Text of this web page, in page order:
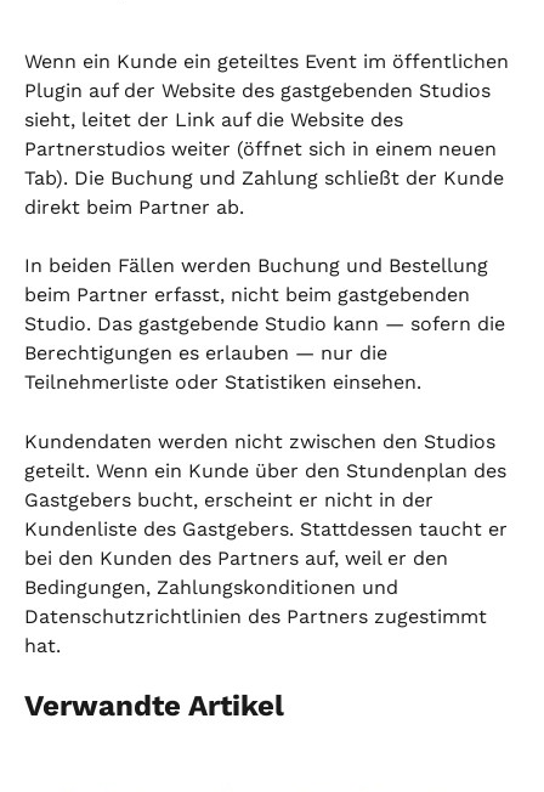
Wenn ein Kunde ein geteiltes Event im öffentlichen
Plugin auf der Website des gastgebenden Studios
sieht, leitet der Link auf die Website des
Partnerstudios weiter (öffnet sich in einem neuen
Tab). Die Buchung und Zahlung schließt der Kunde
direkt beim Partner ab.
In beiden Fällen werden Buchung und Bestellung
beim Partner erfasst, nicht beim gastgebenden
Studio. Das gastgebende Studio kann — sofern die
Berechtigungen es erlauben — nur die
Teilnehmerliste oder Statistiken einsehen.
Kundendaten werden nicht zwischen den Studios
geteilt. Wenn ein Kunde über den Stundenplan des
Gastgebers bucht, erscheint er nicht in der
Kundenliste des Gastgebers. Stattdessen taucht er
bei den Kunden des Partners auf, weil er den
Bedingungen, Zahlungskonditionen und
Datenschutzrichtlinien des Partners zugestimmt
hat.
Verwandte Artikel